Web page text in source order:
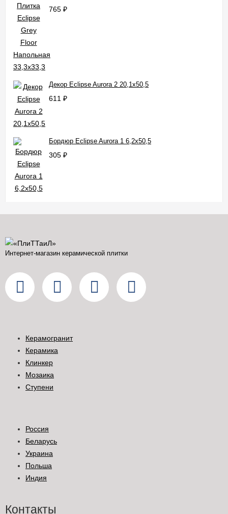
765 ₽
Декор Eclipse Aurora 2 20,1x50,5
611 ₽
Бордюр Eclipse Aurora 1 6,2x50,5
305 ₽
Интернет-магазин керамической плитки
Керамогранит
Керамика
Клинкер
Мозаика
Ступени
Россия
Беларусь
Украина
Польша
Индия
Контакты